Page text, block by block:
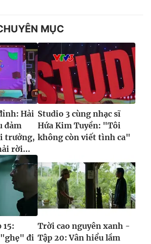
024-7300.7108
mọi hình thức nếu không có sự chấp
Ghi rõ nguồn VTV.vn khi phát hành lại
này.
MỤC
Hải
đảm
trưởng,
rời...
Studio 3 cùng nhạc sĩ
Hứa Kim Tuyền: "Tôi
không còn viết tình ca"
"ghẹ" đi
Trời cao nguyên xanh -
Tập 20: Vân hiểu lầm